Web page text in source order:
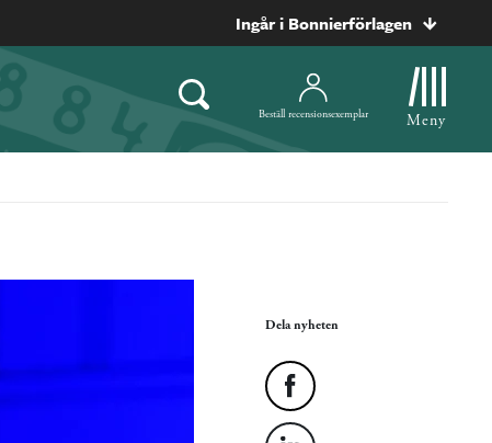
Ingår i Bonnierförlagen
Beställ recensionsexemplar Meny
Dela nyheten